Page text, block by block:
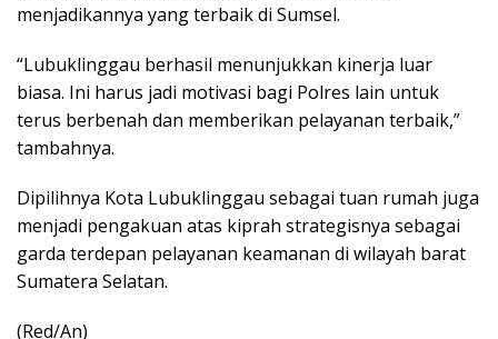
menjadikannya yang terbaik di Sumsel.
“Lubuklinggau berhasil menunjukkan kinerja luar
biasa. Ini harus jadi motivasi bagi Polres lain untuk
terus berbenah dan memberikan pelayanan terbaik,”
tambahnya.
Dipilihnya Kota Lubuklinggau sebagai tuan rumah juga
menjadi pengakuan atas kiprah strategisnya sebagai
garda terdepan pelayanan keamanan di wilayah barat
Sumatera Selatan.
(Red/An)